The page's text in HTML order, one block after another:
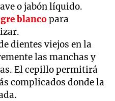
o jabón líquido.
blancopara
dientes viejos en la
las manchas y
El cepillo permitirá
complicados donde la